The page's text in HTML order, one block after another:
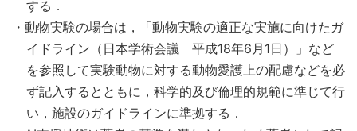
する．
・動物実験の場合は，「動物実験の適正な実施に向けたガ
イドライン（日本学術会議 平成18年6月1日）」など
を参照して実験動物に対する動物愛護上の配慮などを必
ず記入するとともに，科学的及び倫理的規範に準じて行
い，施設のガイドラインに準拠する．